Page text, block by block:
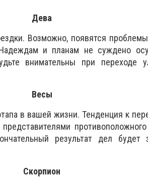
Дева
Возможно, появятся
и планам не суждено
внимательны при переходе
Весы
в вашей жизни. Тенденция к
результат дел будет
Скорпион